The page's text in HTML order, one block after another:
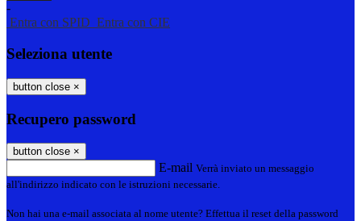
-
Entra con SPID Entra con CIE
Seleziona utente
button close ×
Recupero password
button close ×
E-mail Verrà inviato un messaggio
all'indirizzo indicato con le istruzioni necessarie.
Non hai una e-mail associata al nome utente? Effettua il reset della password